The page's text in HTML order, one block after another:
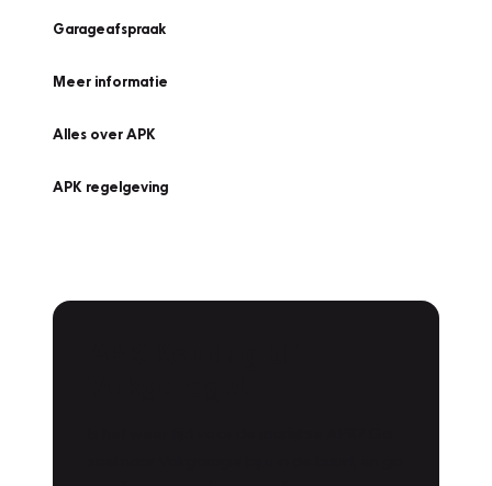
Garageafspraak
Meer informatie
Alles over APK
APK regelgeving